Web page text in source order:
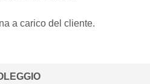
a carico del cliente.